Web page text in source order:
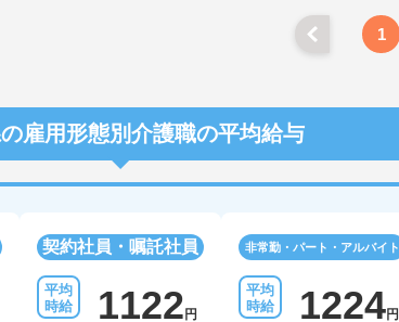
1
雇用形態別介護職の平均給与
契約社員・嘱託社員
1122 円
非常勤・パート・アルバイト
1224円